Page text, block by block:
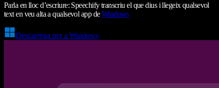
Parla en lloc d’escriure: Speechify transcriu el que dius i llegeix qualsevol
text en veu alta a qualsevol app deWindows
Descarrega per a Windows